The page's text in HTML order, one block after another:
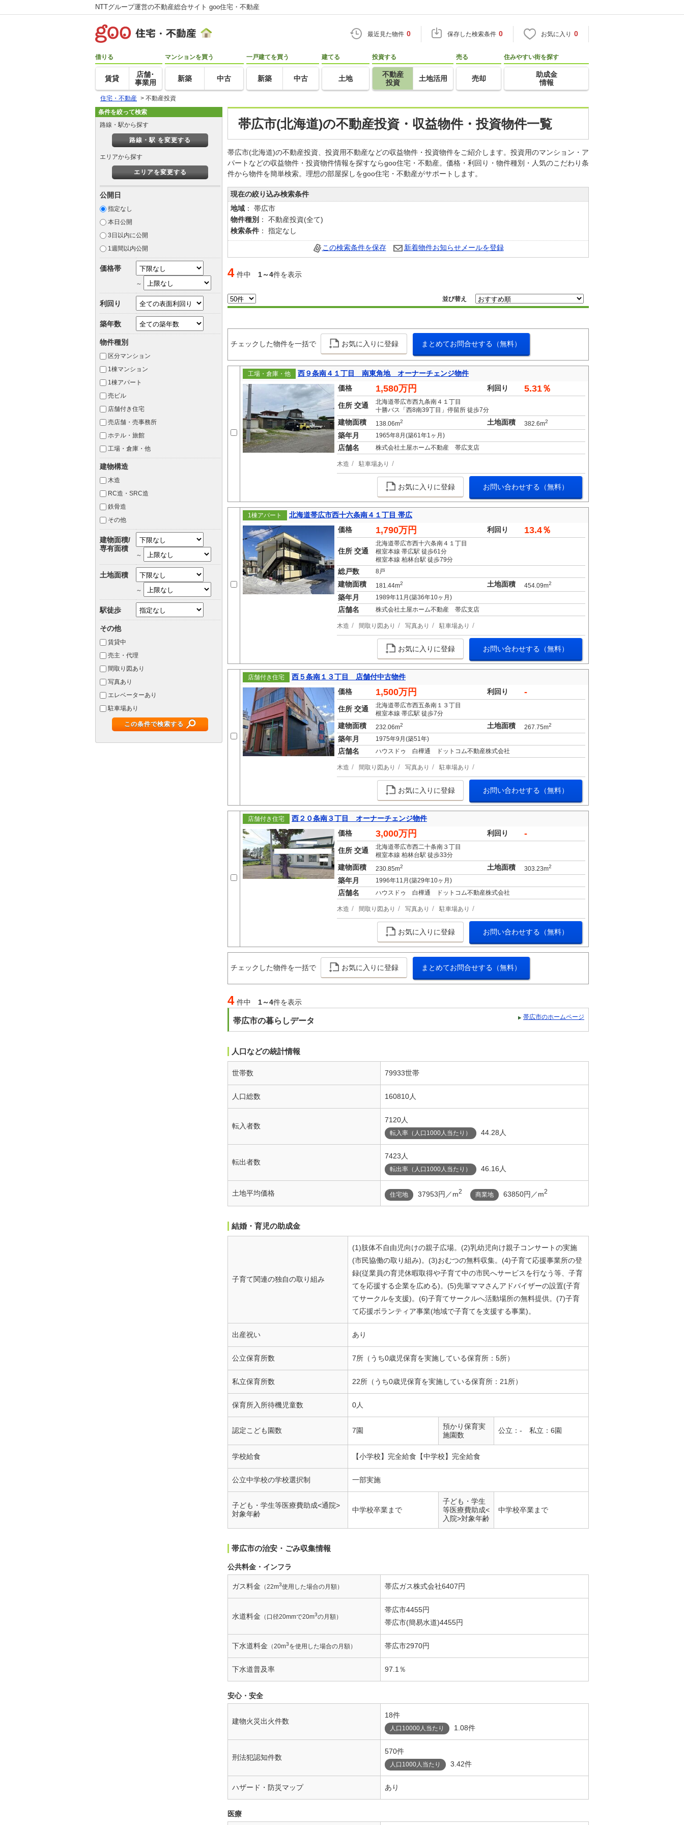
NTTグループ運営の不動産総合サイト goo住宅・不動産
最近見た物件 0 保存した検索条件 0 お気に入り 0
借りる
賃貸
店舗･
事業用
マンションを買う
新築 中古
一戸建てを買う
新築 中古
建てる
土地
投資する
不動産
投資
土地活用
売る
売却
住みやすい街を探す
助成金
情報
住宅・不動産 > 不動産投資
帯広市(北海道)の不動産投資・収益物件・投資物件一覧
帯広市(北海道)の不動産投資、投資用不動産などの収益物件・投資物件をご紹介します。投資用のマンション・ア
パートなどの収益物件・投資物件情報を探すならgoo住宅・不動産。価格・利回り・物件種別・人気のこだわり条
件から物件を簡単検索。理想の部屋探しをgoo住宅・不動産がサポートします。
現在の絞り込み検索条件
地域 ： 帯広市
物件種別 ： 不動産投資(全て)
検索条件 ： 指定なし
この検索条件を保存 新着物件お知らせメールを登録
4 件中 1～4件を表示
並び替え
チェックした物件を一括で お気に入りに登録 まとめてお問合せする（無料）
工場・倉庫・他
西９条南４１丁目 南東角地 オーナーチェンジ物件
価格
1,580万円 利回り 5.31％
住所 交通
北海道帯広市西九条南４１丁目
十勝バス「西8南39丁目」停留所 徒歩7分
建物面積 138.06m2 土地面積 382.6m2
築年月 1965年8月(築61年1ヶ月)
店舗名 株式会社土屋ホーム不動産 帯広支店
木造 駐車場あり
お気に入りに登録 お問い合わせする（無料）
1棟アパート
北海道帯広市西十六条南４１丁目 帯広
価格
1,790万円 利回り 13.4％
住所 交通
北海道帯広市西十六条南４１丁目
根室本線 帯広駅 徒歩61分
根室本線 柏林台駅 徒歩79分
総戸数 8戸
建物面積 181.44m2 土地面積 454.09m2
築年月 1989年11月(築36年10ヶ月)
店舗名 株式会社土屋ホーム不動産 帯広支店
木造 間取り図あり 写真あり 駐車場あり
お気に入りに登録 お問い合わせする（無料）
店舗付き住宅
西５条南１３丁目 店舗付中古物件
価格
1,500万円 利回り -
住所 交通
北海道帯広市西五条南１３丁目
根室本線 帯広駅 徒歩7分
建物面積 232.06m2 土地面積 267.75m2
築年月 1975年9月(築51年)
店舗名 ハウスドゥ 白樺通 ドットコム不動産株式会社
木造 間取り図あり 写真あり 駐車場あり
お気に入りに登録 お問い合わせする（無料）
店舗付き住宅
西２０条南３丁目 オーナーチェンジ物件
価格
3,000万円 利回り -
住所 交通
北海道帯広市西二十条南３丁目
根室本線 柏林台駅 徒歩33分
建物面積 230.85m2 土地面積 303.23m2
築年月 1996年11月(築29年10ヶ月)
店舗名 ハウスドゥ 白樺通 ドットコム不動産株式会社
木造 間取り図あり 写真あり 駐車場あり
お気に入りに登録 お問い合わせする（無料）
チェックした物件を一括で お気に入りに登録 まとめてお問合せする（無料）
4 件中 1～4件を表示
帯広市の暮らしデータ 帯広市のホームページ
人口などの統計情報
世帯数 79933世帯
人口総数 160810人
転入者数
7120人
転入率（人口1000人当たり） 44.28人
転出者数
7423人
転出率（人口1000人当たり） 46.16人
土地平均価格 住宅地 37953円／m2 商業地 63850円／m2
結婚・育児の助成金
子育て関連の独自の取り組み
(1)肢体不自由児向けの親子広場。(2)乳幼児向け親子コンサートの実施
(市民協働の取り組み)。(3)おむつの無料収集。(4)子育て応援事業所の登
録(従業員の育児休暇取得や子育て中の市民へサービスを行なう等、子育
てを応援する企業を広める)。(5)先輩ママさんアドバイザーの設置(子育
てサークルを支援)。(6)子育てサークルへ活動場所の無料提供。(7)子育
て応援ボランティア事業(地域で子育てを支援する事業)。
出産祝い あり
公立保育所数 7所（うち0歳児保育を実施している保育所：5所）
私立保育所数 22所（うち0歳児保育を実施している保育所：21所）
保育所入所待機児童数 0人
認定こども園数 7園
預かり保育実
施園数
公立：- 私立：6園
学校給食 【小学校】完全給食【中学校】完全給食
公立中学校の学校選択制 一部実施
子ども・学生等医療費助成<通院>
対象年齢
中学校卒業まで
子ども・学生
等医療費助成<
入院>対象年齢
中学校卒業まで
帯広市の治安・ごみ収集情報
公共料金・インフラ
ガス料金 （22m3使用した場合の月額） 帯広ガス株式会社6407円
水道料金 （口径20mmで20m3の月額）
帯広市4455円
帯広市(簡易水道)4455円
下水道料金 （20m3を使用した場合の月額） 帯広市2970円
下水道普及率 97.1％
安心・安全
建物火災出火件数
18件
人口10000人当たり 1.08件
刑法犯認知件数
570件
人口1000人当たり 3.42件
ハザード・防災マップ あり
医療
条件を絞って検索
路線・駅から探す
路線・駅 を変更する
エリアから探す
エリアを変更する
公開日
指定なし
本日公開
3日以内に公開
1週間以内公開
価格帯
～
利回り
築年数
物件種別
区分マンション
1棟マンション
1棟アパート
売ビル
店舗付き住宅
売店舗・売事務所
ホテル・旅館
工場・倉庫・他
建物構造
木造
RC造・SRC造
鉄骨造
その他
建物面積/
専有面積
～
土地面積
～
駅徒歩
その他
賃貸中
売主・代理
間取り図あり
写真あり
エレベーターあり
駐車場あり
この条件で検索する